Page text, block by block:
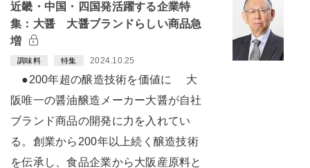
近畿・中国・四国発活躍する企業特
集：大醤 大醤ブランドらしい商品急
増
調味料 特集 2024.10.25
●200年超の醸造技術を価値に 大
阪唯一の醤油醸造メーカー大醤が自社
ブランド商品の開発に力を入れてい
る。創業から200年以上続く醸造技術
を伝承し、食品企業から大阪産原料と